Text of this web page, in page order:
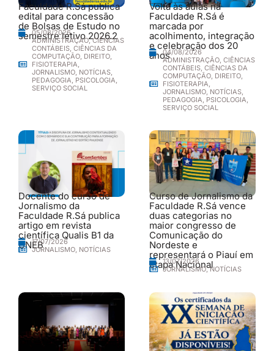
Faculdade R.Sá publica
edital para concessão
de Bolsas de Estudo no
semestre letivo 2026.2
05/08/2026
ADMINISTRAÇÃO,CIÊNCIAS
CONTÁBEIS, CIÊNCIAS DA
COMPUTAÇÃO, DIREITO,
FISIOTERAPIA,
JORNALISMO, NOTÍCIAS,
PEDAGOGIA, PSICOLOGIA,
SERVIÇO SOCIAL
Volta às aulas na
Faculdade R.Sá é
marcada por
acolhimento, integração
e celebração dos 20
anos04/08/2026
ADMINISTRAÇÃO, CIÊNCIAS
CONTÁBEIS, CIÊNCIAS DA
COMPUTAÇÃO, DIREITO,
FISIOTERAPIA,
JORNALISMO, NOTÍCIAS,
PEDAGOGIA, PSICOLOGIA,
SERVIÇO SOCIAL
Docente do curso de
Jornalismo da
Faculdade R.Sá publica
artigo em revista
científica Qualis B1 da
UNEB17/07/2026
JORNALISMO, NOTÍCIAS
Curso de Jornalismo da
Faculdade R.Sá vence
duas categorias no
maior congresso de
Comunicação do
Nordeste e
representará o Piauí em
etapa Nacional
13/07/2026
JORNALISMO,NOTÍCIAS